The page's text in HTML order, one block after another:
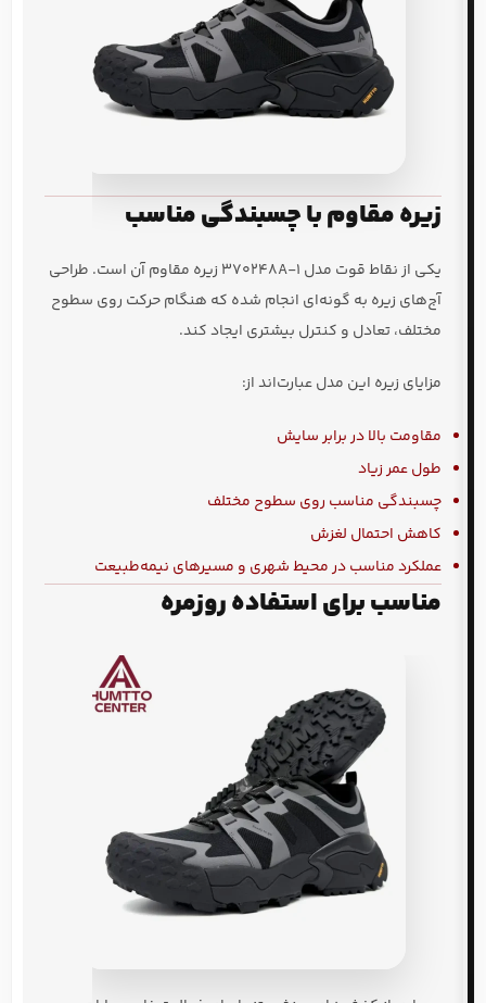
زیره مقاوم با چسبندگی مناسب
یکی از نقاط قوت مدل 370248A-1 زیره مقاوم آن است. طراحی
آج‌های زیره به گونه‌ای انجام شده که هنگام حرکت روی سطوح
مختلف، تعادل و کنترل بیشتری ایجاد کند.
مزایای زیره این مدل عبارت‌اند از:
مقاومت بالا در برابر سایش
طول عمر زیاد
چسبندگی مناسب روی سطوح مختلف
کاهش احتمال لغزش
عملکرد مناسب در محیط شهری و مسیرهای نیمه‌طبیعت
مناسب برای استفاده روزمره